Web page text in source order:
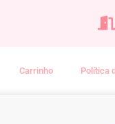
Carrinho Política